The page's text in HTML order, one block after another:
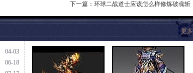
下一篇： 环球二战道士应该怎么样修炼破魂斩
更多
04-03
06-18